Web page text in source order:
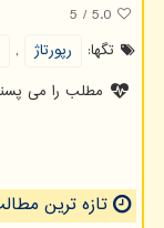
5.0
/
5
تگها:
رپورتاژ ,
مطلب را می
تازه ترین